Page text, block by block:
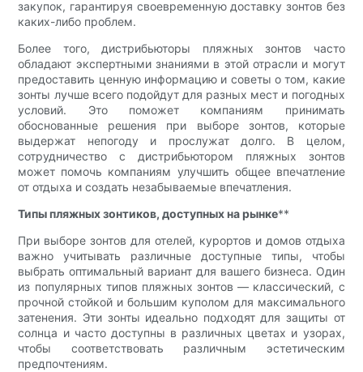
закупок, гарантируя своевременную доставку зонтов без
каких-либо проблем.
Более того, дистрибьюторы пляжных зонтов часто
обладают экспертными знаниями в этой отрасли и могут
предоставить ценную информацию и советы о том, какие
зонты лучше всего подойдут для разных мест и погодных
условий. Это поможет компаниям принимать
обоснованные решения при выборе зонтов, которые
выдержат непогоду и прослужат долго. В целом,
сотрудничество с дистрибьютором пляжных зонтов
может помочь компаниям улучшить общее впечатление
от отдыха и создать незабываемые впечатления.
Типы пляжных зонтиков, доступных на рынке**
При выборе зонтов для отелей, курортов и домов отдыха
важно учитывать различные доступные типы, чтобы
выбрать оптимальный вариант для вашего бизнеса. Один
из популярных типов пляжных зонтов — классический, с
прочной стойкой и большим куполом для максимального
затенения. Эти зонты идеально подходят для защиты от
солнца и часто доступны в различных цветах и ​​узорах,
чтобы соответствовать различным эстетическим
предпочтениям.